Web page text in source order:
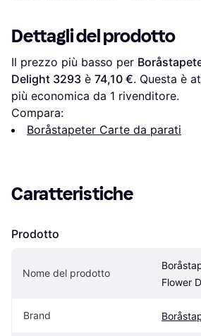
Dettagli del prodotto
Il prezzo più basso per
Delight 3293 è 74,10 €. Questa è
più economica da 1 rivenditore.
Compara:
Boråstapeter Carte da parati
Caratteristiche
Prodotto
Nome del prodotto
Flower
Brand